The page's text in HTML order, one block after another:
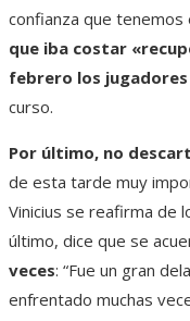
confianza que tenemos
que iba costar
febrero los
curso.
Por último, no
de esta tarde muy
Vinicius se reafirma de
último, dice que se
veces: “Fue un gran
enfrentado muchas